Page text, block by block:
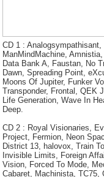
CD 1 : Analogsympathisant,
ManMindMachine,
Data Bank A, Faustan, No
Dawn, Spreading Point,
Moons Of Jupiter, Funker
Transponder, Frontal, QEK
Life Generation, Wave In
Deep.
CD 2 : Royal Visionaries,
Project, Fermion, Neon
District 13, halovox, Train
Invisible Limits, Foreign
Vision, Forced To Mode,
Cabaret, Machinista, TC75,